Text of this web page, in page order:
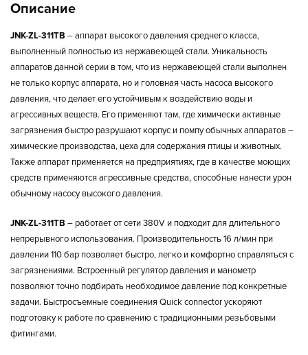
Описание
JNK-ZL-311TB –аппарат высокого давления среднего класса,
выполненный полностью из нержавеющей стали. Уникальность
аппаратов данной серии в том, что из нержавеющей стали выполнен
не только корпус аппарата, но и головная часть насоса высокого
давления, что делает его устойчивым к воздействию воды и
агрессивных веществ. Его применяют там, где химически активные
загрязнения быстро разрушают корпус и помпу обычных аппаратов –
химические производства, цеха для содержания птицы и животных.
Также аппарат применяется на предприятиях, где в качестве моющих
средств применяются агрессивные средства, способные нанести урон
обычному насосу высокого давления.
JNK-ZL-311TB – работает от сети 380V и подходит для длительного
непрерывного использования. Производительность 16 л/мин при
давлении 110 бар позволяет быстро, легко и комфортно справляться с
загрязнениями. Встроенный регулятор давления и манометр
позволяют точно подбирать необходимое давление под конкретные
задачи. Быстросъемные соединения Quick connector ускоряют
подготовку к работе по сравнению с традиционными резьбовыми
фитингами.